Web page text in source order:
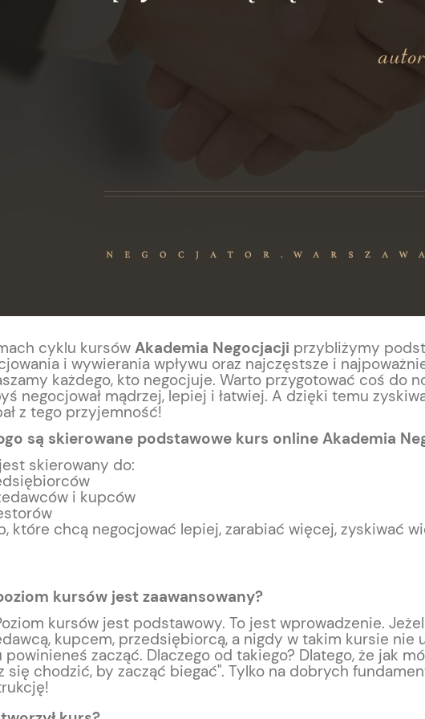
cyklu kursów Akademia Negocjacji przybliżymy
i wywierania wpływu oraz najczęstsze i
każdego, kto negocjuje. Warto przygotować coś do
negocjował mądrzej, lepiej i łatwiej. A dzięki temu
z tego przyjemność!
są skierowane podstawowe kurs online Akademia
skierowany do:
i kupców
które chcą negocjować lepiej, zarabiać więcej, zyskiwać
kursów jest zaawansowany?
kursów jest podstawowy. To jest wprowadzenie.
kupcem, przedsiębiorcą, a nigdy w takim kursie nie
powinieneś zacząć. Dlaczego od takiego? Dlatego, że jak
się chodzić, by zacząć biegać". Tylko na dobrych